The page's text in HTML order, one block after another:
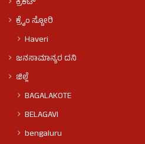
ಕ್ರೈಂ ಸ್ಟೋರಿ
Haveri
ಜನಸಾಮಾನ್ಯರ ದನಿ
ಜಿಲ್ಲೆ
BAGALAKOTE
BELAGAVI
bengaluru